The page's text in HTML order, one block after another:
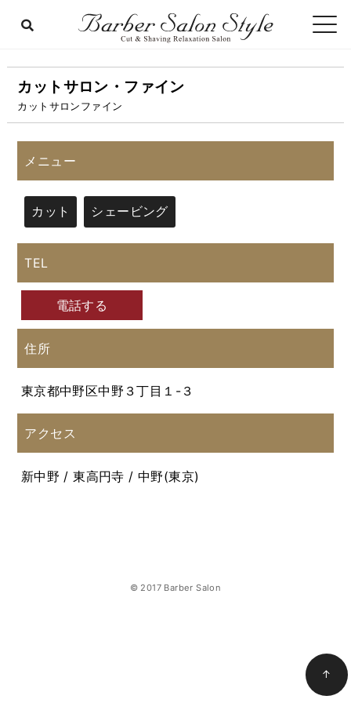
カットサロン・ファイン
カットサロンファイン
メニュー
カット シェービング
TEL
電話する
住所
東京都中野区中野３丁目１-３
アクセス
新中野 / 東高円寺 / 中野(東京)
© 2017 Barber Salon
↑